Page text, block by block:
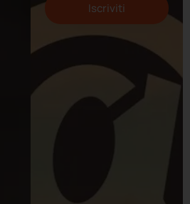
Iscriviti